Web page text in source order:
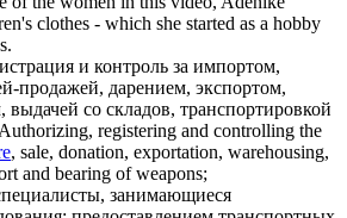
clothes - which she started as a hobby
и контроль за импортом,
продажей, дарением, экспортом,
со складов, транспортировкой
registering and controlling the
, sale, donation, exportation, warehousing,
and bearing of weapons;
занимающиеся